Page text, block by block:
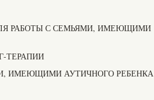
РАБОТЫ С СЕМЬЯМИ, ИМЕЮЩИМИ
ТЕРАПИИ
ИМЕЮЩИМИ АУТИЧНОГО РЕБЕНКА